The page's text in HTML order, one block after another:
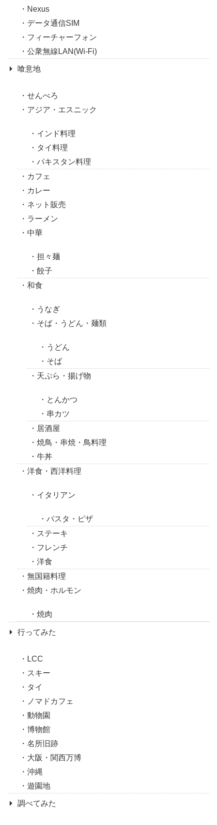
Nexus
データ通信SIM
フィーチャーフォン
公衆無線LAN(Wi-Fi)
喰意地
せんべろ
アジア・エスニック
インド料理
タイ料理
パキスタン料理
カフェ
カレー
ネット販売
ラーメン
中華
担々麺
餃子
和食
うなぎ
そば・うどん・麺類
うどん
そば
天ぷら・揚げ物
とんかつ
串カツ
居酒屋
焼鳥・串焼・鳥料理
牛丼
洋食・西洋料理
イタリアン
パスタ・ピザ
ステーキ
フレンチ
洋食
無国籍料理
焼肉・ホルモン
焼肉
行ってみた
LCC
スキー
タイ
ノマドカフェ
動物園
博物館
名所旧跡
大阪・関西万博
沖縄
遊園地
調べてみた